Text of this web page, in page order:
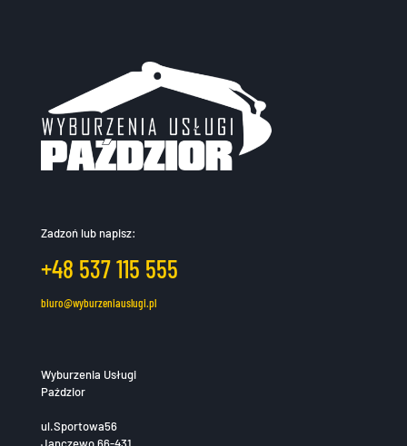
Zadzoń lub napisz:
+48 537 115 555
biuro@wyburzeniauslugi.pl
Wyburzenia Usługi
Paździor
ul.Sportowa56